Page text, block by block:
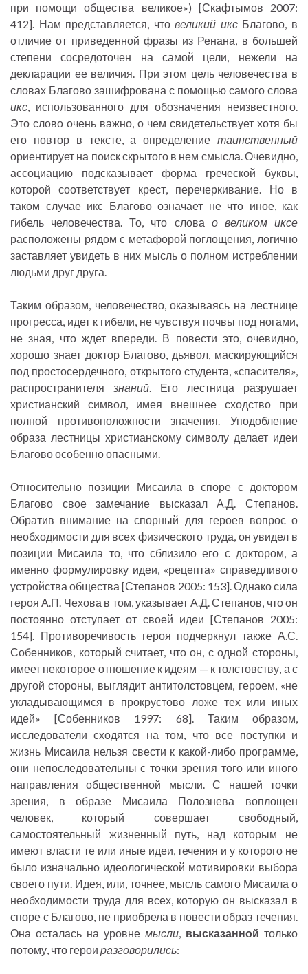
при помощи общества великое») [Скафтымов 2007:
412]. Нам представляется, чтовеликий иксБлагово, в
отличие от приведенной фразы из Ренана, в большей
степени сосредоточен на самой цели, нежели на
декларации ее величия. При этом цель человечества в
словах Благово зашифрована с помощью самого слова
икс, использованного для обозначения неизвестного.
Это слово очень важно, о чем свидетельствует хотя бы
его повтор в тексте, а определение таинственный
ориентирует на поиск скрытого в нем смысла. Очевидно,
ассоциацию подсказывает форма греческой буквы,
которой соответствует крест, перечеркивание. Но в
таком случае икс Благово означает не что иное, как
гибель человечества. То, что слова о великом иксе
расположены рядом с метафорой поглощения, логично
заставляет увидеть в них мысль о полном истреблении
людьми друг друга.
Таким образом, человечество, оказываясь на лестнице
прогресса, идет к гибели, не чувствуя почвы под ногами,
не зная, что ждет впереди. В повести это, очевидно,
хорошо знает доктор Благово, дьявол, маскирующийся
под простосердечного, открытого студента, «спасителя»,
распространителя знаний. Его лестница разрушает
христианский символ, имея внешнее сходство при
полной противоположности значения. Уподобление
образа лестницы христианскому символу делает идеи
Благово особенно опасными.
Относительно позиции Мисаила в споре с доктором
Благово свое замечание высказал А.Д. Степанов.
Обратив внимание на спорный для героев вопрос о
необходимости для всех физического труда, он увидел в
позиции Мисаила то, что сблизило его с доктором, а
именно формулировку идеи, «рецепта» справедливого
устройства общества [Степанов 2005: 153]. Однако сила
героя А.П. Чехова в том, указывает А.Д. Степанов, что он
постоянно отступает от своей идеи [Степанов 2005:
154]. Противоречивость героя подчеркнул также А.С.
Собенников, который считает, что он, с одной стороны,
имеет некоторое отношение к идеям — к толстовству, а с
другой стороны, выглядит антитолстовцем, героем, «не
укладывающимся в прокрустово ложе тех или иных
идей» [Собенников 1997: 68]. Таким образом,
исследователи сходятся на том, что все поступки и
жизнь Мисаила нельзя свести к какой-либо программе,
они непоследовательны с точки зрения того или иного
направления общественной мысли. С нашей точки
зрения, в образе Мисаила Полознева воплощен
человек, который совершает свободный,
самостоятельный жизненный путь, над которым не
имеют власти те или иные идеи, течения и у которого не
было изначально идеологической мотивировки выбора
своего пути. Идея, или, точнее, мысль самого Мисаила о
необходимости труда для всех, которую он высказал в
споре с Благово, не приобрела в повести образ течения.
Она осталась на уровне мысли, высказанной только
потому, что герои разговорились: